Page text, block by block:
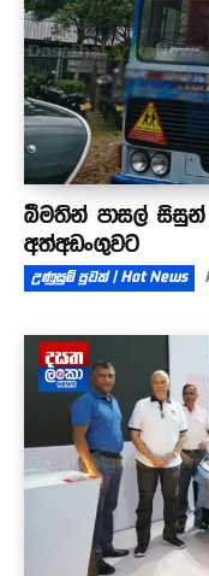
බීමතින් පාසල්
අත්අඩංගුවට
උණුසුම් පුවත් | Hot News